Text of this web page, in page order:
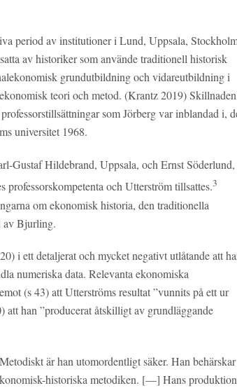
period av institutioner i Lund, Uppsala,
av historiker som använde traditionell historisk
grundutbildning och vidareutbildning i
teori och metod. (Krantz 2019) Skillnaden
som Jörberg var inblandad i,
universitet 1968.
Gustaf Hildebrand, Uppsala, och Ernst Söderlund,
och Utterström tillsattes.3
om ekonomisk historia, den traditionella
av Bjurling.
i ett detaljerat och mycket negativt utlåtande att
numeriska data. Relevanta ekonomiska
(s 43) att Utterströms resultat ”vunnits på ett ur
att han ”producerat åtskilligt av grundläggande
är han utomordentligt säker. Han behärskar
historiska metodiken. [—] Hans